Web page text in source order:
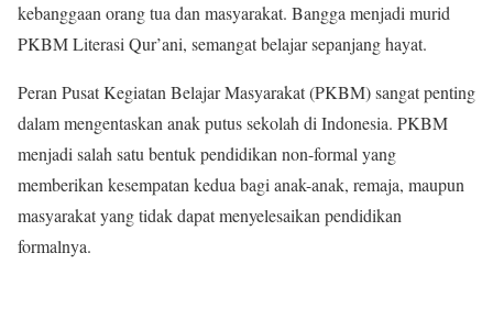
kebanggaan orang tua dan masyarakat. Bangga menjadi murid
PKBM Literasi Qur’ani, semangat belajar sepanjang hayat.
Peran Pusat Kegiatan Belajar Masyarakat (PKBM) sangat penting
dalam mengentaskan anak putus sekolah di Indonesia. PKBM
menjadi salah satu bentuk pendidikan non-formal yang
memberikan kesempatan kedua bagi anak-anak, remaja, maupun
masyarakat yang tidak dapat menyelesaikan pendidikan
formalnya.